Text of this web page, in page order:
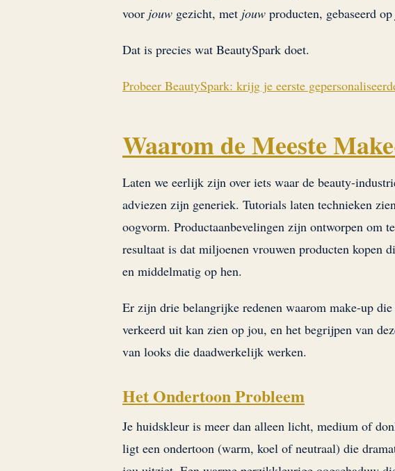
voor jouw gezicht, met jouw producten, gebaseerd op
Dat is precies wat BeautySpark doet.
Probeer BeautySpark: krijg je eerste
Waarom de Meeste
Laten we eerlijk zijn over iets waar de beauty-
adviezen zijn generiek. Tutorials laten technieken
oogvorm. Productaanbevelingen zijn ontworpen om
resultaat is dat miljoenen vrouwen producten kopen
en middelmatig op hen.
Er zijn drie belangrijke redenen waarom make-up
verkeerd uit kan zien op jou, en het begrijpen van
van looks die daadwerkelijk werken.
Het Ondertoon Probleem
Je huidskleur is meer dan alleen licht, medium of
ligt een ondertoon (warm, koel of neutraal) die